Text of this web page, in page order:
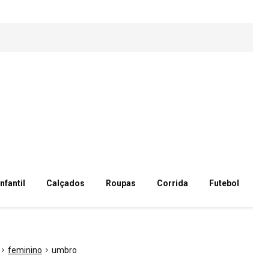
Infantil Calçados Roupas Corrida Futebol
feminino umbro